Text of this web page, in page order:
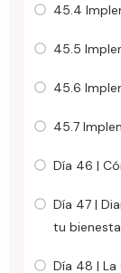
45.4
45.5
45.6
45.7
Día 46 |
Día 47 |
tu
Día 48 |